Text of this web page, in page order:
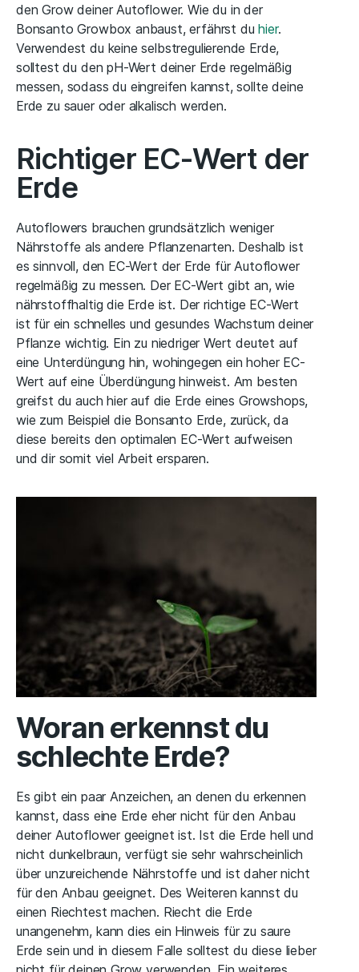
den Grow deiner Autoflower. Wie du in der
Bonsanto Growbox anbaust, erfährst duhier.
Verwendest du keine selbstregulierende Erde,
solltest du den pH-Wert deiner Erde regelmäßig
messen, sodass du eingreifen kannst, sollte deine
Erde zu sauer oder alkalisch werden.
Richtiger EC-Wert der
Erde
Autoflowers brauchen grundsätzlich weniger
Nährstoffe als andere Pflanzenarten. Deshalb ist
es sinnvoll, den EC-Wert der Erde für Autoflower
regelmäßig zu messen. Der EC-Wert gibt an, wie
nährstoffhaltig die Erde ist. Der richtige EC-Wert
ist für ein schnelles und gesundes Wachstum deiner
Pflanze wichtig. Ein zu niedriger Wert deutet auf
eine Unterdüngung hin, wohingegen ein hoher EC-
Wert auf eine Überdüngung hinweist. Am besten
greifst du auch hier auf die Erde eines Growshops,
wie zum Beispiel die Bonsanto Erde, zurück, da
diese bereits den optimalen EC-Wert aufweisen
und dir somit viel Arbeit ersparen.
Woran erkennst du
schlechte Erde?
Es gibt ein paar Anzeichen, an denen du erkennen
kannst, dass eine Erde eher nicht für den Anbau
deiner Autoflower geeignet ist. Ist die Erde hell und
nicht dunkelbraun, verfügt sie sehr wahrscheinlich
über unzureichende Nährstoffe und ist daher nicht
für den Anbau geeignet. Des Weiteren kannst du
einen Riechtest machen. Riecht die Erde
unangenehm, kann dies ein Hinweis für zu saure
Erde sein und in diesem Falle solltest du diese lieber